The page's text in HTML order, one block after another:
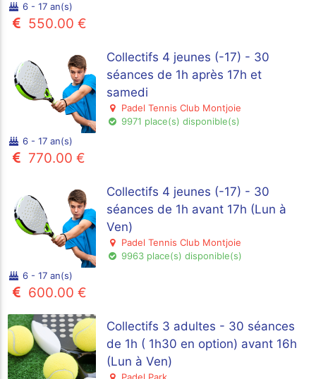
6 - 17 an(s)
550.00 €
Collectifs 4 jeunes (-17) - 30
séances de 1h après 17h et
samedi
Padel Tennis Club Montjoie
9971 place(s) disponible(s)
6 - 17 an(s)
770.00 €
Collectifs 4 jeunes (-17) - 30
séances de 1h avant 17h (Lun à
Ven)
Padel Tennis Club Montjoie
9963 place(s) disponible(s)
6 - 17 an(s)
600.00 €
Collectifs 3 adultes - 30 séances
de 1h ( 1h30 en option) avant 16h
(Lun à Ven)